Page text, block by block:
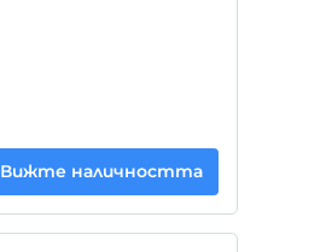
Вижте наличността